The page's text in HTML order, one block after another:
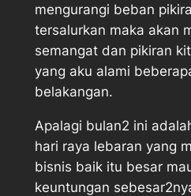
mengurangi beban
tersalurkan maka akan
semangat dan pikiran
yang aku alami
belakangan.
Apalagi bulan2 ini
hari raya lebaran yang
bisnis baik itu besar
keuntungan